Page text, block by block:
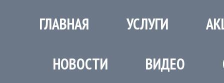
ГЛАВНАЯ УСЛУГИ
НОВОСТИ ВИДЕО